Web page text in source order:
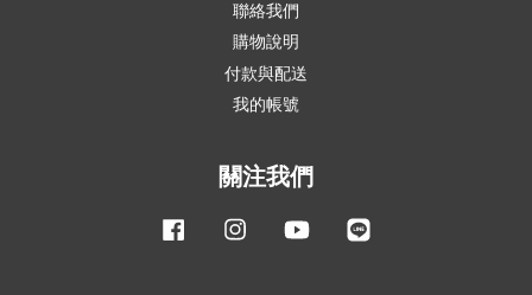
聯絡我們
購物說明
付款與配送
我的帳號
關注我們
Facebook Instagram YouTube